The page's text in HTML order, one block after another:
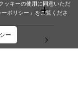
ッキーの使用に同意いただ
ポリシー」をご覧くださ
ー